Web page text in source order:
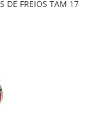
DE FREIOS TAM 17